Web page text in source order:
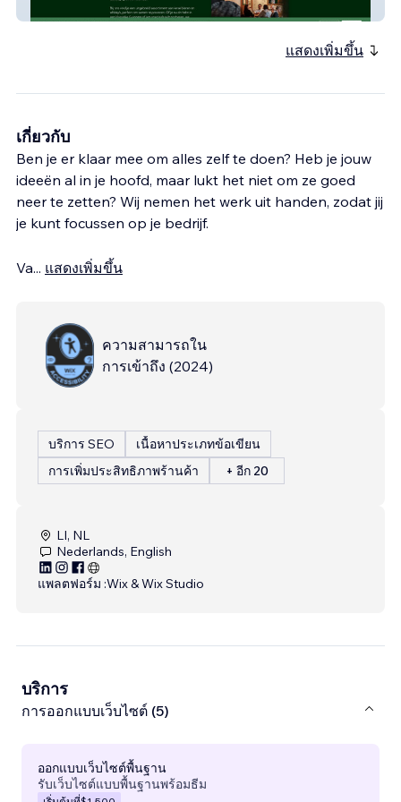
Erin's Isle Heerlen
แสดงเพิ่มขึ้น
เกี่ยวกับ
Ben je er klaar mee om alles zelf te doen? Heb je jouw
ideeën al in je hoofd, maar lukt het niet om ze goed
neer te zetten? Wij nemen het werk uit handen, zodat jij
je kunt focussen op je bedrijf.
Va... แสดงเพิ่มขึ้น
ความสามารถใน
การเข้าถึง (2024)
บริการ SEO
เนื้อหาประเภทข้อเขียน
การเพิ่มประสิทธิภาพร้านค้า
+ อีก 20
LI, NL
Nederlands, English
แพลตฟอร์ม :Wix & Wix Studio
บริการ
การออกแบบเว็บไซต์ (5)
ออกแบบเว็บไซต์พื้นฐาน
รับเว็บไซต์แบบพื้นฐานพร้อมธีม